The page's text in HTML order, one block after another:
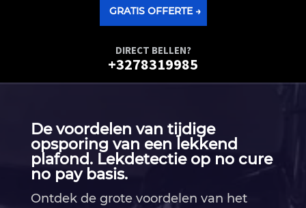
GRATIS OFFERTE →
DIRECT BELLEN?
+3278319985
De voordelen van tijdige
opsporing van een lekkend
plafond.​ Lekdetectie op no cure
no pay basis.
Ontdek de grote voordelen van het